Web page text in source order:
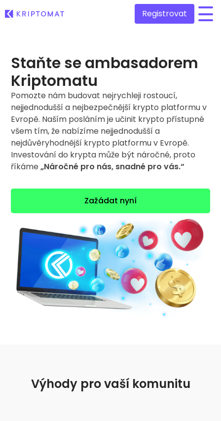
Všechny ceny
Přes 300 kryptoměn
Hlavní vítězové a poražení
Najděte investiční příležitosti
Nedávno přidané
Nově přidané tokeny na Kriptomat
Kdybych koupil/a v hodnotě 100 €…
...dnes bych měl/a
Kupte a prodejte krypto
Kupujte přes 300 kryptoměn
Směňte krypto
Přes 1000 párových možností
Inteligentní portfolia
Chytrý způsob investování do krypta
Kriptomat peněženka
Bezpečná a jednoduchá krypto peněženka
Najdi svou krypto strategii
KriptoEarn
Získejte za své krypto odměny
Trezor
Spořte si krypto pro svou budoucnost
Opakovaný nákup
Registrovat
Staňte se ambasadorem
Kriptomatu
Pomozte nám budovat nejrychleji rostoucí,
nejjednodušší a nejbezpečnější krypto platformu v
Evropě. Naším posláním je učinit krypto přístupné
všem tím, že nabízíme nejjednodušší a
nejdůvěryhodnější krypto platformu v Evropě.
Investování do krypta může být náročné, proto
říkáme„Náročné pro nás, snadné pro vás.“
Zažádat nyní
Výhody pro vaší komunitu